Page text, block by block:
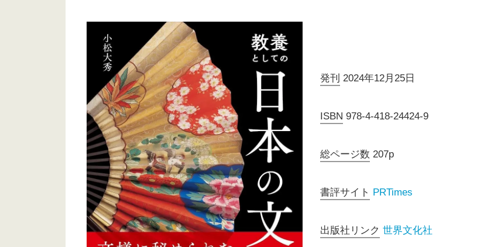
発刊 2024年12月25日
ISBN 978-4-418-24424-9
総ページ数 207p
書評サイト PRTimes
出版社リンク 世界文化社